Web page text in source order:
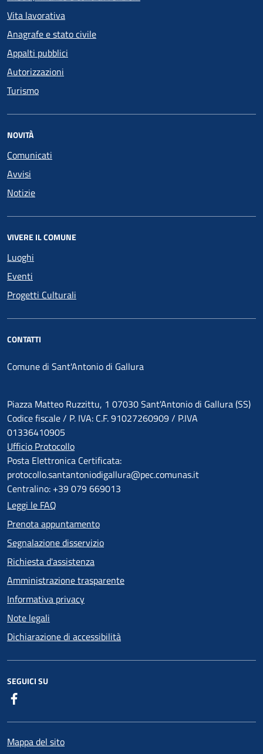
Vita lavorativa
Anagrafe e stato civile
Appalti pubblici
Autorizzazioni
Turismo
NOVITÀ
Comunicati
Avvisi
Notizie
VIVERE IL COMUNE
Luoghi
Eventi
Progetti Culturali
CONTATTI
Comune di Sant'Antonio di Gallura
Piazza Matteo Ruzzittu, 1 07030 Sant'Antonio di Gallura (SS)
Codice fiscale / P. IVA: C.F. 91027260909 / P.IVA
01336410905
Ufficio Protocollo
Posta Elettronica Certificata:
protocollo.santantoniodigallura@pec.comunas.it
Centralino: +39 079 669013
Leggi le FAQ
Prenota appuntamento
Segnalazione disservizio
Richiesta d'assistenza
Amministrazione trasparente
Informativa privacy
Note legali
Dichiarazione di accessibilità
SEGUICI SU
Mappa del sito